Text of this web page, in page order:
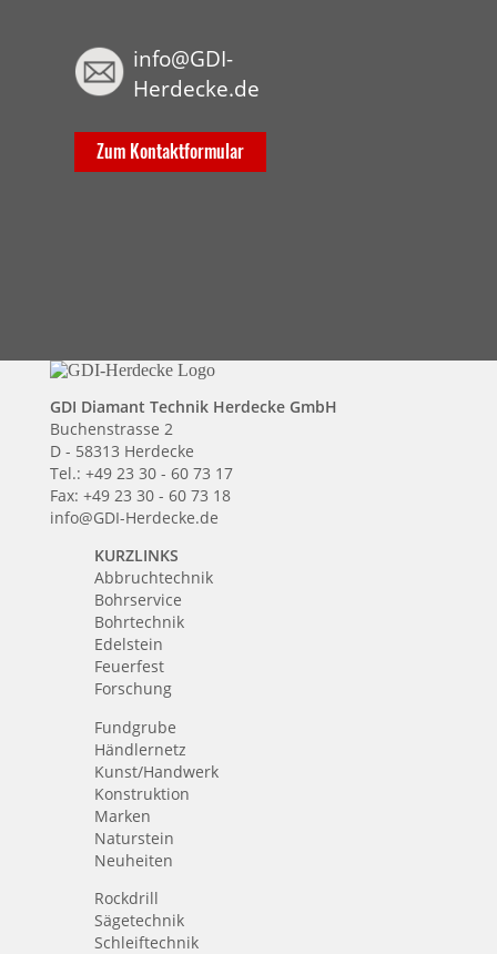
info@GDI-
Herdecke.de
Zum Kontaktformular
GDI Diamant Technik Herdecke GmbH
Buchenstrasse 2
D - 58313 Herdecke
Tel.: +49 23 30 - 60 73 17
Fax: +49 23 30 - 60 73 18
info@GDI-Herdecke.de
KURZLINKS
Abbruchtechnik
Bohrservice
Bohrtechnik
Edelstein
Feuerfest
Forschung
Fundgrube
Händlernetz
Kunst/Handwerk
Konstruktion
Marken
Naturstein
Neuheiten
Rockdrill
Sägetechnik
Schleiftechnik